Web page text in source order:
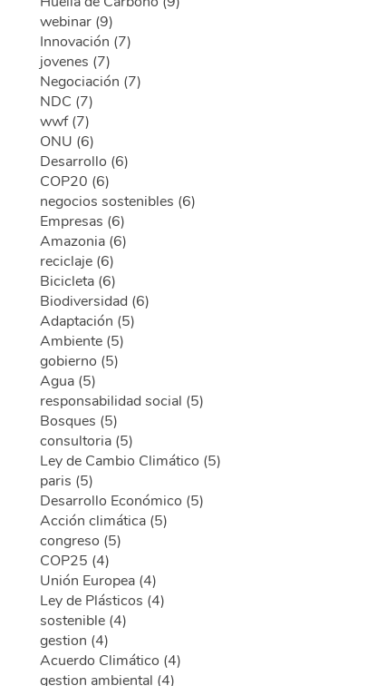
webinar (9)
Innovación (7)
jovenes (7)
Negociación (7)
NDC (7)
wwf (7)
ONU (6)
Desarrollo (6)
COP20 (6)
negocios sostenibles (6)
Empresas (6)
Amazonia (6)
reciclaje (6)
Bicicleta (6)
Biodiversidad (6)
Adaptación (5)
Ambiente (5)
gobierno (5)
Agua (5)
responsabilidad social (5)
Bosques (5)
consultoria (5)
Ley de Cambio Climático (5)
paris (5)
Desarrollo Económico (5)
Acción climática (5)
congreso (5)
COP25 (4)
Unión Europea (4)
Ley de Plásticos (4)
sostenible (4)
gestion (4)
Acuerdo Climático (4)
gestion ambiental (4)